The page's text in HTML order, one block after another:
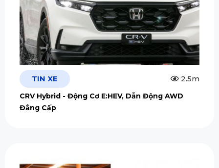
TIN XE 2.5m
CRV Hybrid - Động Cơ E:HEV, Dẫn Động AWD
Đẳng Cấp